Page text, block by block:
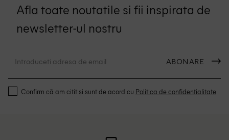
Afla toate noutatile si fii inspirata de
newsletter-ul nostru
ABONARE
Confirm că am citit și sunt de acord cu Politica de confidentialitate